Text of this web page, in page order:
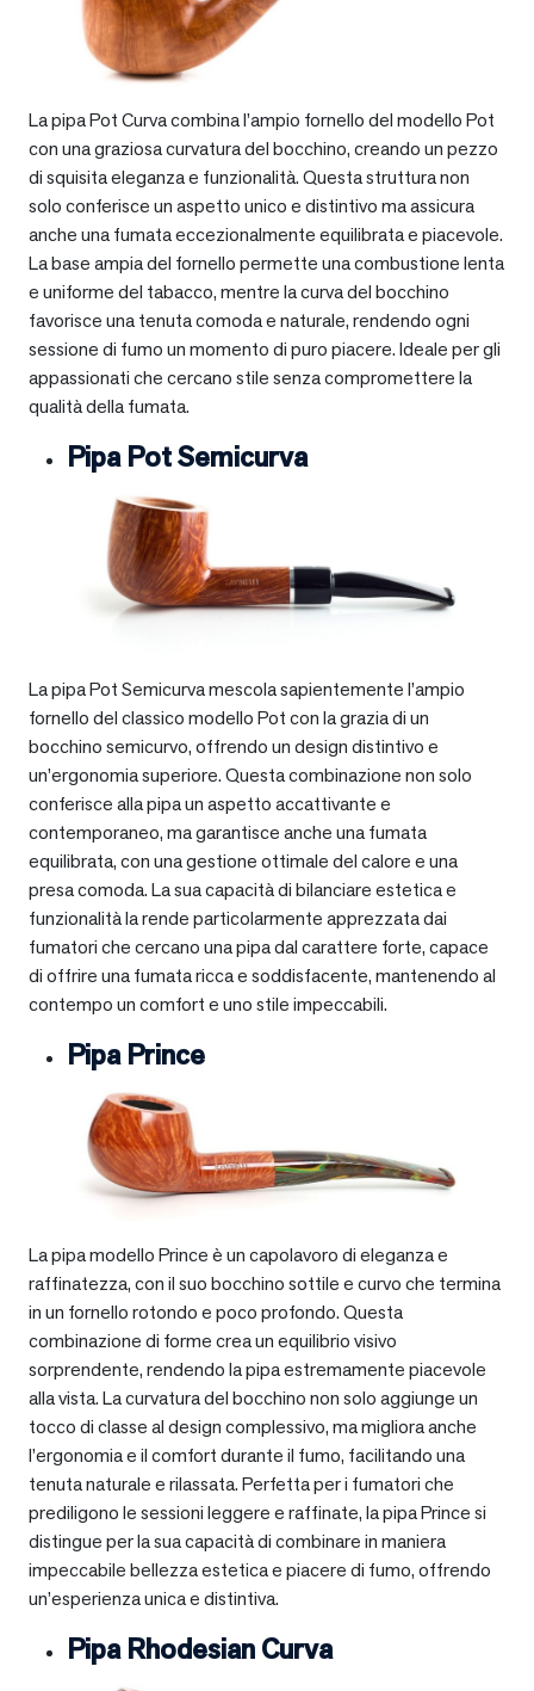
La pipa Pot Curva combina l’ampio fornello del modello Pot
con una graziosa curvatura del bocchino, creando un pezzo
di squisita eleganza e funzionalità. Questa struttura non
solo conferisce un aspetto unico e distintivo ma assicura
anche una fumata eccezionalmente equilibrata e piacevole.
La base ampia del fornello permette una combustione lenta
e uniforme del tabacco, mentre la curva del bocchino
favorisce una tenuta comoda e naturale, rendendo ogni
sessione di fumo un momento di puro piacere. Ideale per gli
appassionati che cercano stile senza compromettere la
qualità della fumata.
Pipa Pot Semicurva
La pipa Pot Semicurva mescola sapientemente l’ampio
fornello del classico modello Pot con la grazia di un
bocchino semicurvo, offrendo un design distintivo e
un’ergonomia superiore. Questa combinazione non solo
conferisce alla pipa un aspetto accattivante e
contemporaneo, ma garantisce anche una fumata
equilibrata, con una gestione ottimale del calore e una
presa comoda. La sua capacità di bilanciare estetica e
funzionalità la rende particolarmente apprezzata dai
fumatori che cercano una pipa dal carattere forte, capace
di offrire una fumata ricca e soddisfacente, mantenendo al
contempo un comfort e uno stile impeccabili.
Pipa Prince
La pipa modello Prince è un capolavoro di eleganza e
raffinatezza, con il suo bocchino sottile e curvo che termina
in un fornello rotondo e poco profondo. Questa
combinazione di forme crea un equilibrio visivo
sorprendente, rendendo la pipa estremamente piacevole
alla vista. La curvatura del bocchino non solo aggiunge un
tocco di classe al design complessivo, ma migliora anche
l’ergonomia e il comfort durante il fumo, facilitando una
tenuta naturale e rilassata. Perfetta per i fumatori che
prediligono le sessioni leggere e raffinate, la pipa Prince si
distingue per la sua capacità di combinare in maniera
impeccabile bellezza estetica e piacere di fumo, offrendo
un’esperienza unica e distintiva.
Pipa Rhodesian Curva